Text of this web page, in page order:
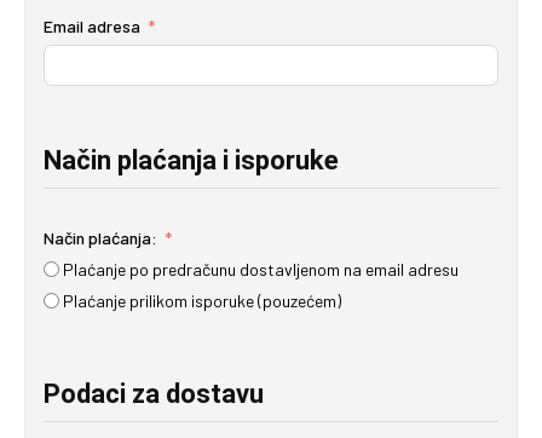
Email adresa
Način plaćanja i isporuke
Način plaćanja:
Plaćanje po predračunu dostavljenom na email adresu
Plaćanje prilikom isporuke (pouzećem)
Podaci za dostavu